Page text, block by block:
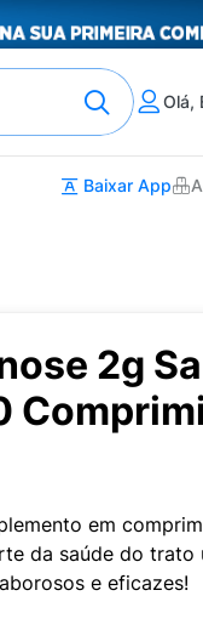
Olá,
Baixar App
2g
em
da saúde do trato
e eficazes!